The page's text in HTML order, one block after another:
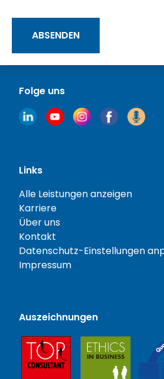
Folge uns
Links
Alle Leistungen anzeigen
Karriere
Über uns
Kontakt
Datenschutz-Einstellungen
Impressum
Auszeichnungen
ABSENDEN